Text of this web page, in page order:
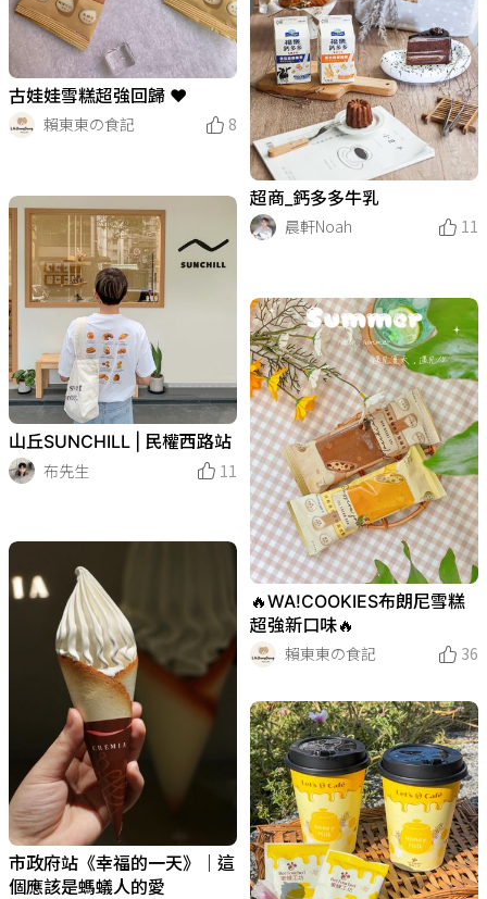
古娃娃雪糕超強回歸 ❤️
賴東東の食記
8
超商_鈣多多牛乳
晨軒Noah
11
山丘SUNCHILL | 民權西路站
布先生
11
🔥WA!COOKIES布朗尼雪糕
超強新口味🔥
賴東東の食記
36
市政府站《幸福的一天》｜這
個應該是螞蟻人的愛